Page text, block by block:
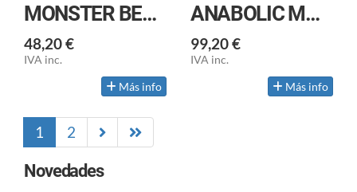
MONSTER BEEF PROTEIN
48,20 €
IVA inc.
Más info
ANABOLIC MONSTER WHEY 2 KG+200 GR FREE
99,20 €
IVA inc.
Más info
1 2
Novedades